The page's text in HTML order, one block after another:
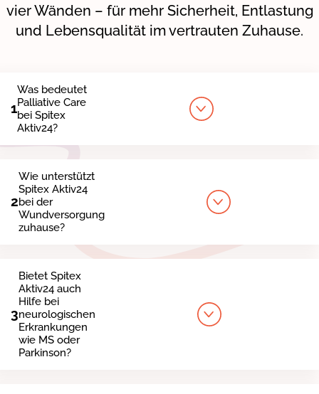
vier Wänden – für mehr Sicherheit, Entlastung
und Lebensqualität im vertrauten Zuhause.
1
Was bedeutet
Palliative Care
bei Spitex
Aktiv24?
2
Wie unterstützt
Spitex Aktiv24
bei der
Wundversorgung
zuhause?
3
Bietet Spitex
Aktiv24 auch
Hilfe bei
neurologischen
Erkrankungen
wie MS oder
Parkinson?